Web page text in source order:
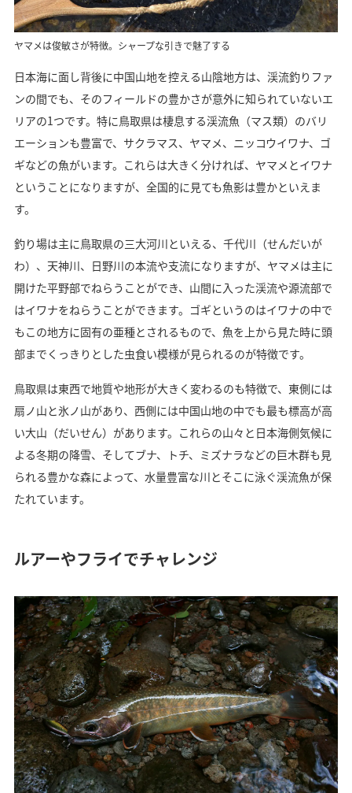
ヤマメは俊敏さが特徴。シャープな引きで魅了する
日本海に面し背後に中国山地を控える山陰地方は、渓流釣りファ
ンの間でも、そのフィールドの豊かさが意外に知られていないエ
リアの1つです。特に鳥取県は棲息する渓流魚（マス類）のバリ
エーションも豊富で、サクラマス、ヤマメ、ニッコウイワナ、ゴ
ギなどの魚がいます。これらは大きく分ければ、ヤマメとイワナ
ということになりますが、全国的に見ても魚影は豊かといえま
す。
釣り場は主に鳥取県の三大河川といえる、千代川（せんだいが
わ）、天神川、日野川の本流や支流になりますが、ヤマメは主に
開けた平野部でねらうことができ、山間に入った渓流や源流部で
はイワナをねらうことができます。ゴギというのはイワナの中で
もこの地方に固有の亜種とされるもので、魚を上から見た時に頭
部までくっきりとした虫食い模様が見られるのが特徴です。
鳥取県は東西で地質や地形が大きく変わるのも特徴で、東側には
扇ノ山と氷ノ山があり、西側には中国山地の中でも最も標高が高
い大山（だいせん）があります。これらの山々と日本海側気候に
よる冬期の降雪、そしてブナ、トチ、ミズナラなどの巨木群も見
られる豊かな森によって、水量豊富な川とそこに泳ぐ渓流魚が保
たれています。
ルアーやフライでチャレンジ